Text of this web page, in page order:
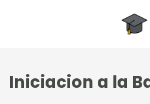
Iniciacion a la